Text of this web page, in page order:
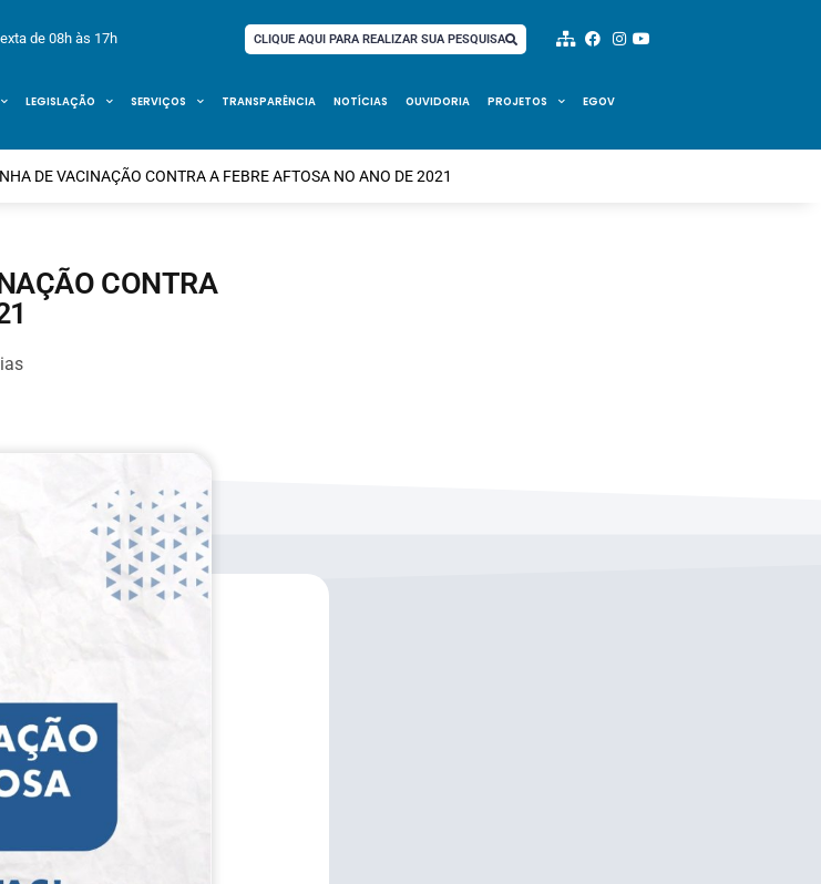
de 08h às 17h CLIQUE AQUI PARA REALIZAR SUA PESQUISA
LEGISLAÇÃO SERVIÇOS TRANSPARÊNCIA NOTÍCIAS OUVIDORIA PROJETOS EGOV
DE VACINAÇÃO CONTRA A FEBRE AFTOSA NO ANO DE 2021
CONTRA